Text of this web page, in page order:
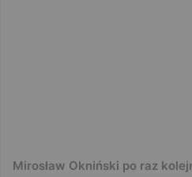
Mirosław Okniński po raz